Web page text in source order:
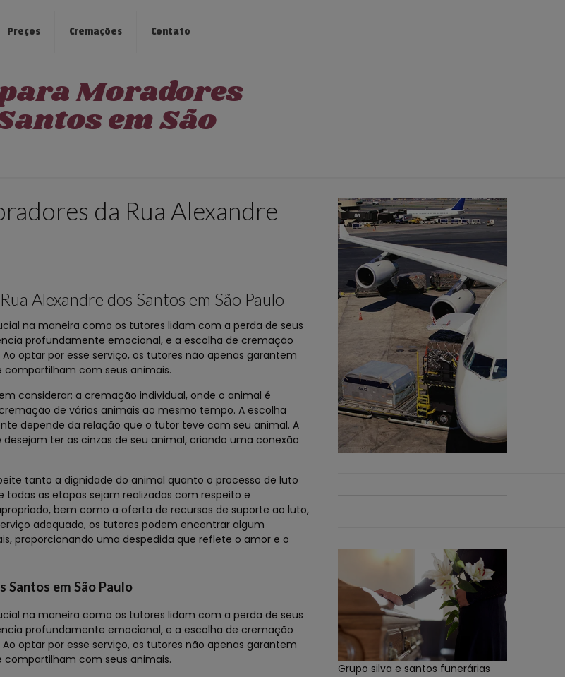
Preços Cremações Contato
Moradores
em São
da Rua Alexandre
Alexandre dos Santos em São Paulo
na maneira como os tutores lidam com a perda de seus
profundamente emocional, e a escolha de cremação
optar por esse serviço, os tutores não apenas garantem
com seus animais.
considerar: a cremação individual, onde o animal é
de vários animais ao mesmo tempo. A escolha
depende da relação que o tutor teve com seu animal. A
ter as cinzas de seu animal, criando uma conexão
tanto a dignidade do animal quanto o processo de luto
as etapas sejam realizadas com respeito e
bem como a oferta de recursos de suporte ao luto,
adequado, os tutores podem encontrar algum
proporcionando uma despedida que reflete o amor e o
Santos em São Paulo
na maneira como os tutores lidam com a perda de seus
profundamente emocional, e a escolha de cremação
optar por esse serviço, os tutores não apenas garantem
com seus animais.
Grupo silva e santos funerárias